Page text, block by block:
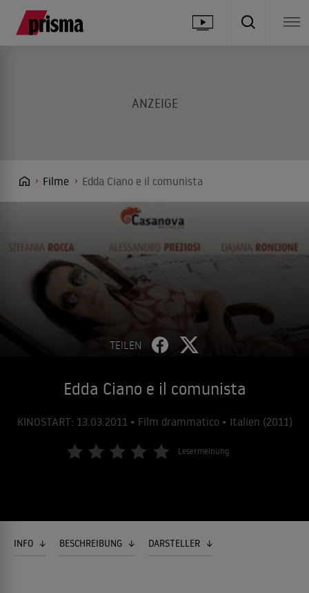
Filme Edda Ciano e il comunista
TEILEN
Edda Ciano e il comunista
KINOSTART: 13.03.2011 • Film drammatico • Italien (2011)
Lesermeinung
INFO BESCHREIBUNG DARSTELLER